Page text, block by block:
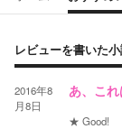
レビューを書いた
2016年8
月8日
あ、こ
★ Good!